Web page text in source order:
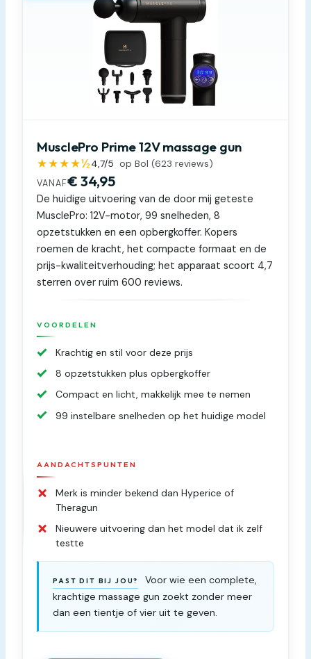
MusclePro Prime 12V massage gun
★★★★½4,7/5 op Bol (623 reviews)
VANAF€ 34,95
De huidige uitvoering van de door mij geteste
MusclePro: 12V-motor, 99 snelheden, 8
opzetstukken en een opbergkoffer. Kopers
roemen de kracht, het compacte formaat en de
prijs-kwaliteitverhouding; het apparaat scoort 4,7
sterren over ruim 600 reviews.
VOORDELEN
Krachtig en stil voor deze prijs
8 opzetstukken plus opbergkoffer
Compact en licht, makkelijk mee te nemen
99 instelbare snelheden op het huidige model
AANDACHTSPUNTEN
Merk is minder bekend dan Hyperice of
Theragun
Nieuwere uitvoering dan het model dat ik zelf
testte
PAST DIT BIJ JOU?
Voor wie een complete,
krachtige massage gun zoekt zonder meer
dan een tientje of vier uit te geven.